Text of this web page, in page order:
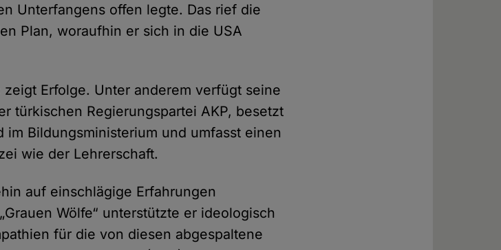
Unterfangens offen legte. Das rief die
Plan, woraufhin er sich in die USA
Erfolge. Unter anderem verfügt seine
türkischen Regierungspartei AKP, besetzt
Bildungsministerium und umfasst einen
wie der Lehrerschaft.
auf einschlägige Erfahrungen
Wölfe“ unterstützte er ideologisch
für die von diesen abgespaltene